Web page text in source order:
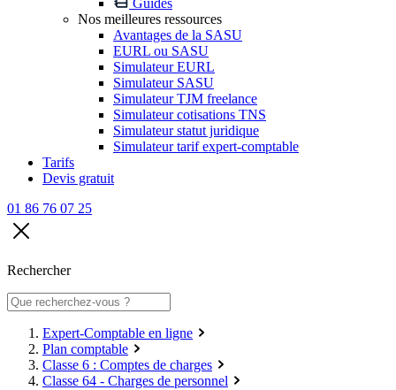
Guides
Nos meilleures ressources
Avantages de la SASU
EURL ou SASU
Simulateur EURL
Simulateur SASU
Simulateur TJM freelance
Simulateur cotisations TNS
Simulateur statut juridique
Simulateur tarif expert-comptable
Tarifs
Devis gratuit
01 86 76 07 25
Rechercher
Expert-Comptable en ligne
Plan comptable
Classe 6 : Comptes de charges
Classe 64 - Charges de personnel